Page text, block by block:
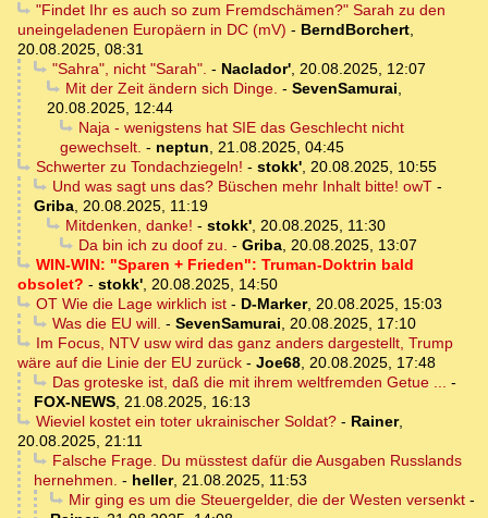
"Findet Ihr es auch so zum Fremdschämen?" Sarah zu den
uneingeladenen Europäern in DC (mV) - BerndBorchert,
20.08.2025, 08:31
"Sahra", nicht "Sarah". - Naclador', 20.08.2025, 12:07
Mit der Zeit ändern sich Dinge. - SevenSamurai,
20.08.2025, 12:44
Naja - wenigstens hat SIE das Geschlecht nicht
gewechselt. - neptun, 21.08.2025, 04:45
Schwerter zu Tondachziegeln! - stokk', 20.08.2025, 10:55
Und was sagt uns das? Büschen mehr Inhalt bitte! owT-
Griba, 20.08.2025, 11:19
Mitdenken, danke! - stokk', 20.08.2025, 11:30
Da bin ich zu doof zu. - Griba, 20.08.2025, 13:07
WIN-WIN: "Sparen + Frieden": Truman-Doktrin bald
obsolet? - stokk', 20.08.2025, 14:50
OT Wie die Lage wirklich ist- D-Marker, 20.08.2025, 15:03
Was die EU will. - SevenSamurai, 20.08.2025, 17:10
Im Focus, NTV usw wird das ganz anders dargestellt, Trump
wäre auf die Linie der EU zurück - Joe68, 20.08.2025, 17:48
Das groteske ist, daß die mit ihrem weltfremden Getue ... -
FOX-NEWS, 21.08.2025, 16:13
Wieviel kostet ein toter ukrainischer Soldat?- Rainer,
20.08.2025, 21:11
Falsche Frage. Du müsstest dafür die Ausgaben Russlands
hernehmen. - heller, 21.08.2025, 11:53
Mir ging es um die Steuergelder, die der Westen versenkt-